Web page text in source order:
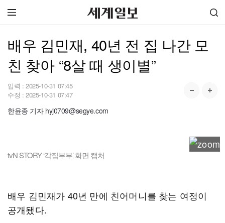
배우 김민재, 40년 전 집 나간 모
친 찾아 “8살 때 생이별”
입력 : 2025-10-31 07:45
수정 : 2025-10-31 07:47
한윤종 기자 hyj0709@segye.com
tvN STORY ‘각집부부’ 화면 캡처
배우 김민재가 40년 만에 친어머니를 찾는 여정이
공개됐다.